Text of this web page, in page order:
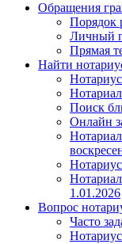
Обращения
Порядок
Личный
Прямая
Найти
Поиск
Онлайн
1.01.2026
Вопрос
Часто